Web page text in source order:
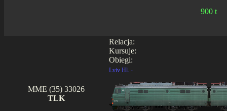
900 t
Relacja:
Kursuje:
Obiegi:
MME (35) 33026
TLK
Lviv Hl. -